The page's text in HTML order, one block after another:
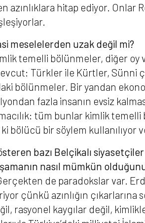
azınlıklara hitap ediyor. Onlar
meselelerden uzak değil mi?
temelli bölünmeler, diğer oy
Türkler ile Kürtler, Sünni
bölünmeler. Bir yandan
fazla insanın evsiz
tüm bunlar kimlik temelli
bölücü bir söylem kullanılıyor
bazı Belçikalı
nasıl mümkün
de paradokslar var.
çünkü azınlığın
rasyonel kaygılar değil,